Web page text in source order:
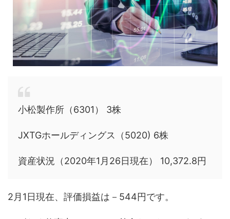
小松製作所（6301） 3株
JXTGホールディングス（5020) 6株
資産状況（2020年1月26日現在） 10,372.8円
2月1日現在、評価損益は －544円です。